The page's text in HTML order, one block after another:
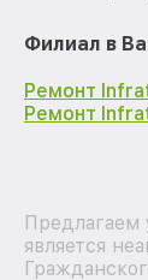
Филиал в
Ремонт
Ремонт
является